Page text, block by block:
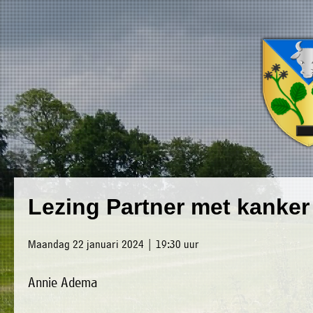
Lezing Partner met kanker
Maandag 22 januari 2024 | 19:30 uur
Annie Adema
Welkom
»
Nieuws
Luxwoude.net
website@luxwoude.net
Plaatselijk
Op
dit
moment